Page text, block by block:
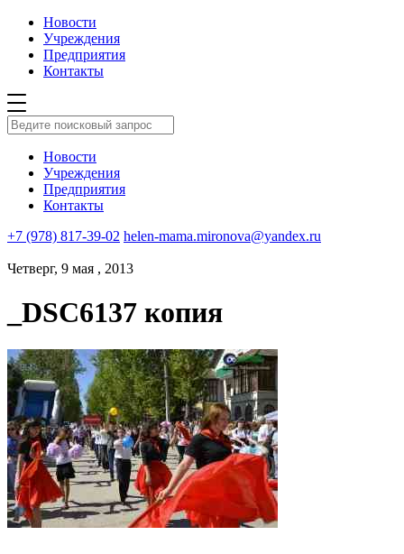
Новости
Учреждения
Предприятия
Контакты
Новости
Учреждения
Предприятия
Контакты
+7 (978) 817-39-02 helen-mama.mironova@yandex.ru
Четверг, 9 мая , 2013
_DSC6137 копия